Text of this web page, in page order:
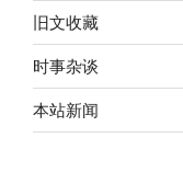
旧文收藏
时事杂谈
本站新闻